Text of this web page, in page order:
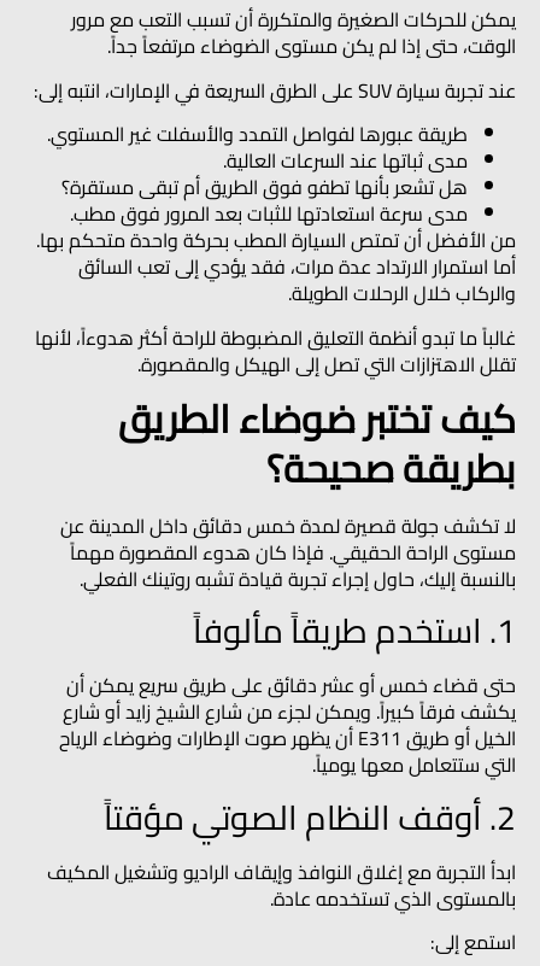
يمكن للحركات الصغيرة والمتكررة أن تسبب التعب مع مرور
الوقت، حتى إذا لم يكن مستوى الضوضاء مرتفعاً جداً.
عند تجربة سيارة SUV على الطرق السريعة في الإمارات، انتبه إلى:
طريقة عبورها لفواصل التمدد والأسفلت غير المستوي.
مدى ثباتها عند السرعات العالية.
هل تشعر بأنها تطفو فوق الطريق أم تبقى مستقرة؟
مدى سرعة استعادتها للثبات بعد المرور فوق مطب.
من الأفضل أن تمتص السيارة المطب بحركة واحدة متحكم بها.
أما استمرار الارتداد عدة مرات، فقد يؤدي إلى تعب السائق
والركاب خلال الرحلات الطويلة.
غالباً ما تبدو أنظمة التعليق المضبوطة للراحة أكثر هدوءاً، لأنها
تقلل الاهتزازات التي تصل إلى الهيكل والمقصورة.
كيف تختبر ضوضاء الطريق
بطريقة صحيحة؟
لا تكشف جولة قصيرة لمدة خمس دقائق داخل المدينة عن
مستوى الراحة الحقيقي. فإذا كان هدوء المقصورة مهماً
بالنسبة إليك، حاول إجراء تجربة قيادة تشبه روتينك الفعلي.
1. استخدم طريقاً مألوفاً
حتى قضاء خمس أو عشر دقائق على طريق سريع يمكن أن
يكشف فرقاً كبيراً. ويمكن لجزء من شارع الشيخ زايد أو شارع
الخيل أو طريق E311 أن يظهر صوت الإطارات وضوضاء الرياح
التي ستتعامل معها يومياً.
2. أوقف النظام الصوتي مؤقتاً
ابدأ التجربة مع إغلاق النوافذ وإيقاف الراديو وتشغيل المكيف
بالمستوى الذي تستخدمه عادة.
استمع إلى: